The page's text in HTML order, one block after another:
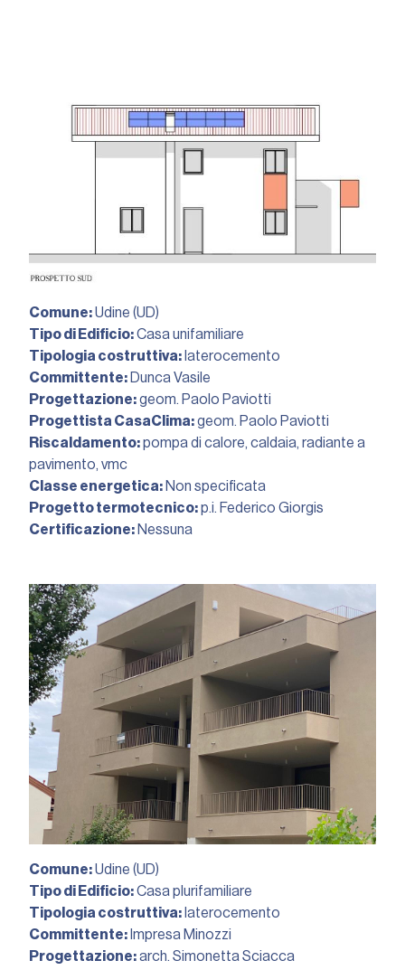
Comune:Udine (UD)
Tipo di Edificio:Casa unifamiliare
Tipologia costruttiva: laterocemento
Committente: Dunca Vasile
Progettazione:geom. Paolo Paviotti
Progettista CasaClima:geom. Paolo Paviotti
Riscaldamento:pompa di calore, caldaia, radiante a
pavimento, vmc
Classe energetica: Non specificata
Progetto termotecnico:p.i. Federico Giorgis
Certificazione: Nessuna
Comune:Udine (UD)
Tipo di Edificio:Casa plurifamiliare
Tipologia costruttiva: laterocemento
Committente: Impresa Minozzi
Progettazione:arch. Simonetta Sciacca